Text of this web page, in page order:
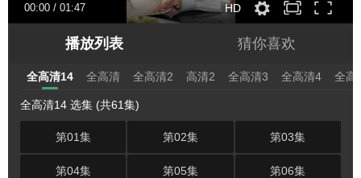
00:00 / 01:47 HD
播放列表 猜你喜欢
全高清14 全高清 全高清2 高清2 全高清3 全高清4 全高
全高清14 选集 (共61集)
第01集 第02集 第03集
第04集 第05集 第06集